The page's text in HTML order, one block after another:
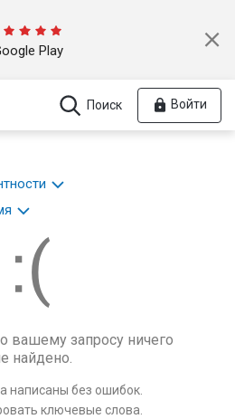
Play
Поиск Войти
вашему запросу ничего
найдено.
написаны без ошибок.
ключевые слова.